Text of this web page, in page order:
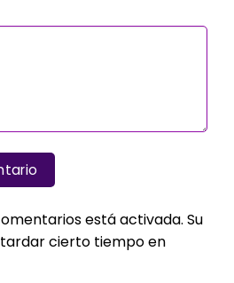
está activada. Su
cierto tiempo en